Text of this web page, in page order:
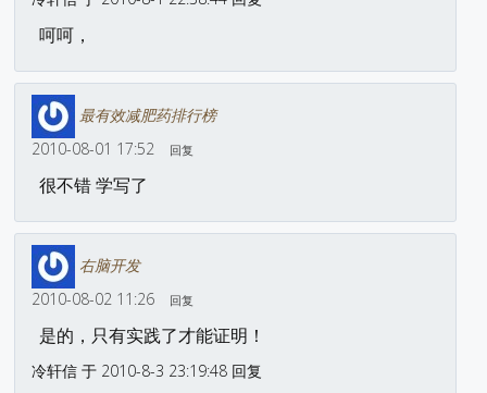
呵呵，
最有效减肥药排行榜
2010-08-01 17:52
回复
很不错 学写了
右脑开发
2010-08-02 11:26
回复
是的，只有实践了才能证明！
冷轩信 于 2010-8-3 23:19:48 回复